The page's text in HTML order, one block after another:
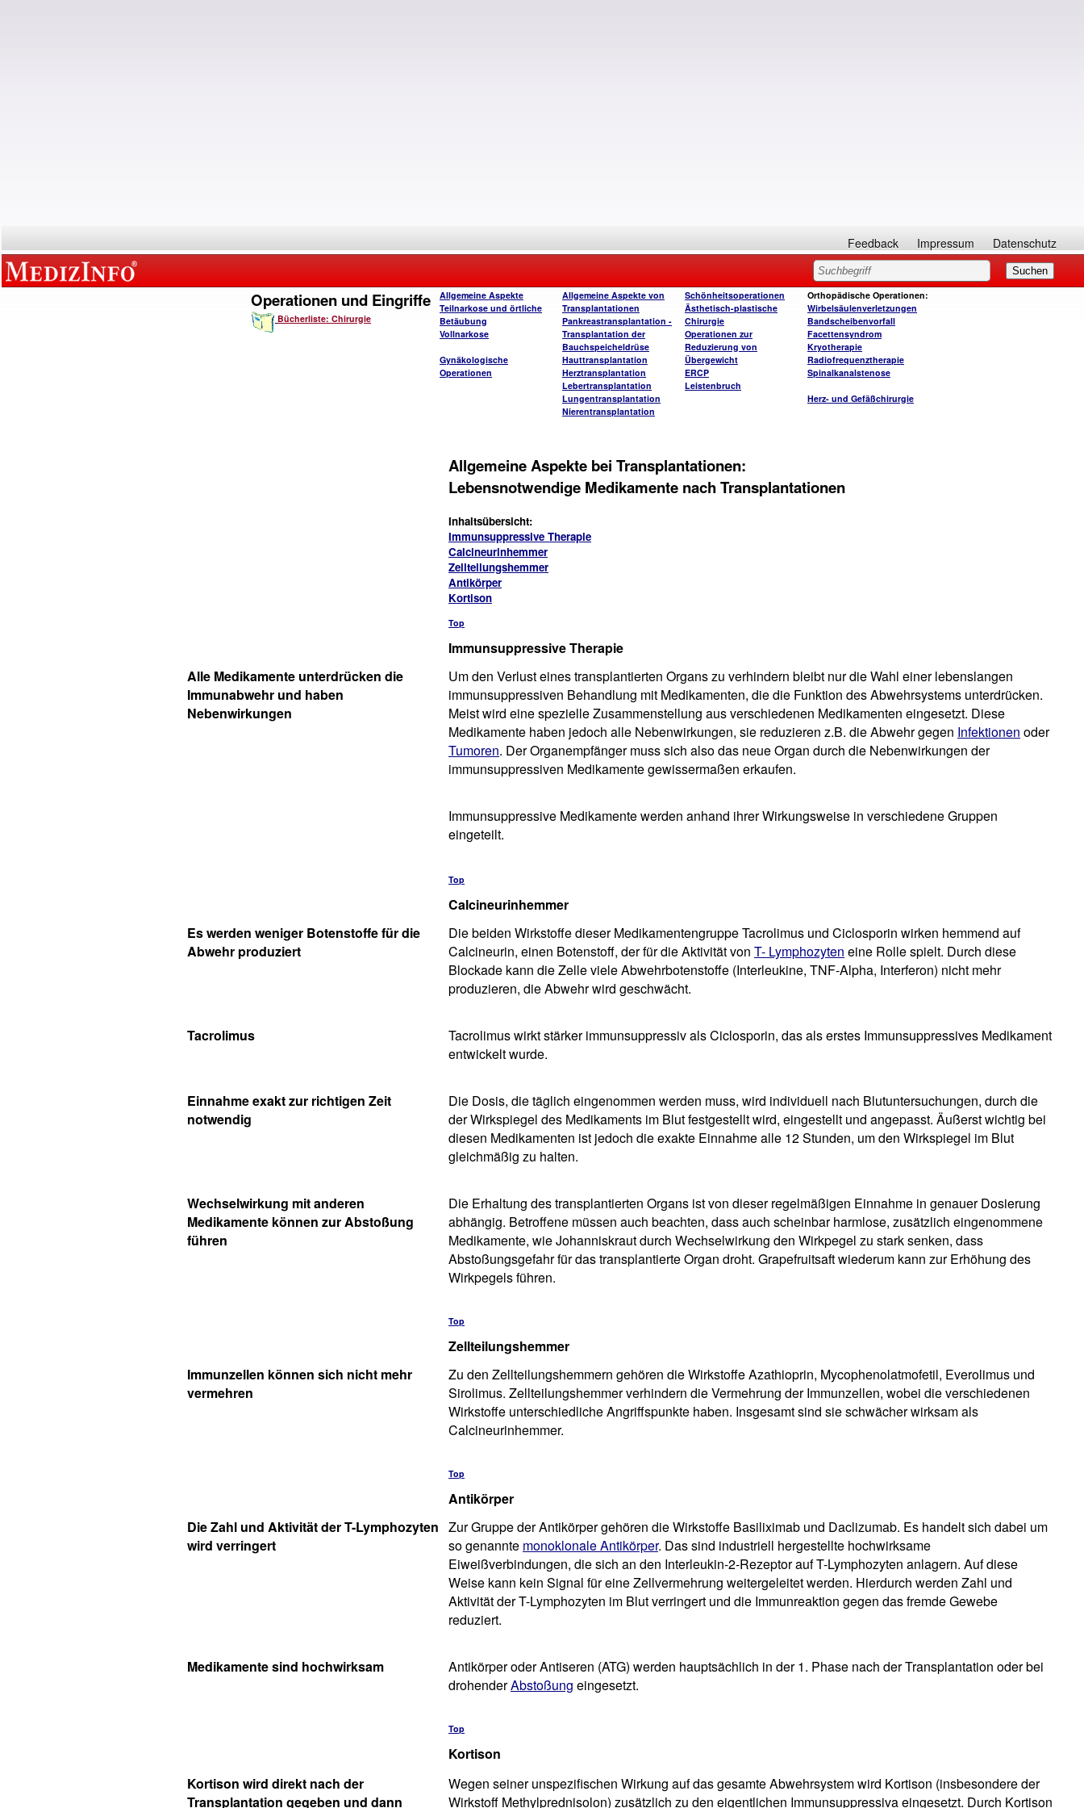
Feedback Impressum Datenschutz
Operationen und Eingriffe
Bücherliste: Chirurgie
Allgemeine Aspekte
Teilnarkose und örtliche
Betäubung
Vollnarkose
Gynäkologische
Operationen
Allgemeine Aspekte von
Transplantationen
Pankreastransplantation -
Transplantation der
Bauchspeicheldrüse
Hauttransplantation
Herztransplantation
Lebertransplantation
Lungentransplantation
Nierentransplantation
Schönheitsoperationen
Ästhetisch-plastische
Chirurgie
Operationen zur
Reduzierung von
Übergewicht
ERCP
Leistenbruch
Orthopädische Operationen:
Wirbelsäulenverletzungen
Bandscheibenvorfall
Facettensyndrom
Kryotherapie
Radiofrequenztherapie
Spinalkanalstenose
Herz- und Gefäßchirurgie
Allgemeine Aspekte bei Transplantationen:
Lebensnotwendige Medikamente nach Transplantationen
Inhaltsübersicht:
Immunsuppressive Therapie
Calcineurinhemmer
Zellteilungshemmer
Antikörper
Kortison
Top
Immunsuppressive Therapie
Alle Medikamente unterdrücken die
Immunabwehr und haben
Nebenwirkungen
Um den Verlust eines transplantierten Organs zu verhindern bleibt nur die Wahl einer lebenslangen
immunsuppressiven Behandlung mit Medikamenten, die die Funktion des Abwehrsystems unterdrücken.
Meist wird eine spezielle Zusammenstellung aus verschiedenen Medikamenten eingesetzt. Diese
Medikamente haben jedoch alle Nebenwirkungen, sie reduzieren z.B. die Abwehr gegen Infektionen oder
Tumoren. Der Organempfänger muss sich also das neue Organ durch die Nebenwirkungen der
immunsuppressiven Medikamente gewissermaßen erkaufen.
Immunsuppressive Medikamente werden anhand ihrer Wirkungsweise in verschiedene Gruppen
eingeteilt.
Top
Calcineurinhemmer
Es werden weniger Botenstoffe für die
Abwehr produziert
Die beiden Wirkstoffe dieser Medikamentengruppe Tacrolimus und Ciclosporin wirken hemmend auf
Calcineurin, einen Botenstoff, der für die Aktivität von T- Lymphozyten eine Rolle spielt. Durch diese
Blockade kann die Zelle viele Abwehrbotenstoffe (Interleukine, TNF-Alpha, Interferon) nicht mehr
produzieren, die Abwehr wird geschwächt.
Tacrolimus
Tacrolimus wirkt stärker immunsuppressiv als Ciclosporin, das als erstes Immunsuppressives Medikament
entwickelt wurde.
Einnahme exakt zur richtigen Zeit
notwendig
Die Dosis, die täglich eingenommen werden muss, wird individuell nach Blutuntersuchungen, durch die
der Wirkspiegel des Medikaments im Blut festgestellt wird, eingestellt und angepasst. Äußerst wichtig bei
diesen Medikamenten ist jedoch die exakte Einnahme alle 12 Stunden, um den Wirkspiegel im Blut
gleichmäßig zu halten.
Wechselwirkung mit anderen
Medikamente können zur Abstoßung
führen
Die Erhaltung des transplantierten Organs ist von dieser regelmäßigen Einnahme in genauer Dosierung
abhängig. Betroffene müssen auch beachten, dass auch scheinbar harmlose, zusätzlich eingenommene
Medikamente, wie Johanniskraut durch Wechselwirkung den Wirkpegel zu stark senken, dass
Abstoßungsgefahr für das transplantierte Organ droht. Grapefruitsaft wiederum kann zur Erhöhung des
Wirkpegels führen.
Top
Zellteilungshemmer
Immunzellen können sich nicht mehr
vermehren
Zu den Zellteilungshemmern gehören die Wirkstoffe Azathioprin, Mycophenolatmofetil, Everolimus und
Sirolimus. Zellteilungshemmer verhindern die Vermehrung der Immunzellen, wobei die verschiedenen
Wirkstoffe unterschiedliche Angriffspunkte haben. Insgesamt sind sie schwächer wirksam als
Calcineurinhemmer.
Top
Antikörper
Die Zahl und Aktivität der T-Lymphozyten
wird verringert
Zur Gruppe der Antikörper gehören die Wirkstoffe Basiliximab und Daclizumab. Es handelt sich dabei um
so genannte monoklonale Antikörper. Das sind industriell hergestellte hochwirksame
Eiweißverbindungen, die sich an den Interleukin-2-Rezeptor auf T-Lymphozyten anlagern. Auf diese
Weise kann kein Signal für eine Zellvermehrung weitergeleitet werden. Hierdurch werden Zahl und
Aktivität der T-Lymphozyten im Blut verringert und die Immunreaktion gegen das fremde Gewebe
reduziert.
Medikamente sind hochwirksam
Antikörper oder Antiseren (ATG) werden hauptsächlich in der 1. Phase nach der Transplantation oder bei
drohenderAbstoßung eingesetzt.
Top
Kortison
Kortison wird direkt nach der
Transplantation gegeben und dann
Wegen seiner unspezifischen Wirkung auf das gesamte Abwehrsystem wird Kortison (insbesondere der
Wirkstoff Methylprednisolon) zusätzlich zu den eigentlichen Immunsuppressiva eingesetzt. Durch Kortison